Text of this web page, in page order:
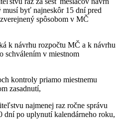
byť najneskôr 15 dní pred
spôsobom v MČ
k návrhu rozpočtu MČ a k návrhu
schválením v miestnom
kontroly priamo miestnemu
zasadnutí,
najmenej raz ročne správu
dní po uplynutí kalendárneho roku,